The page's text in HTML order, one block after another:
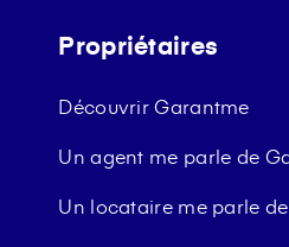
Propriétaires
Découvrir Garantme
Un agent me parle de
Un locataire me parle